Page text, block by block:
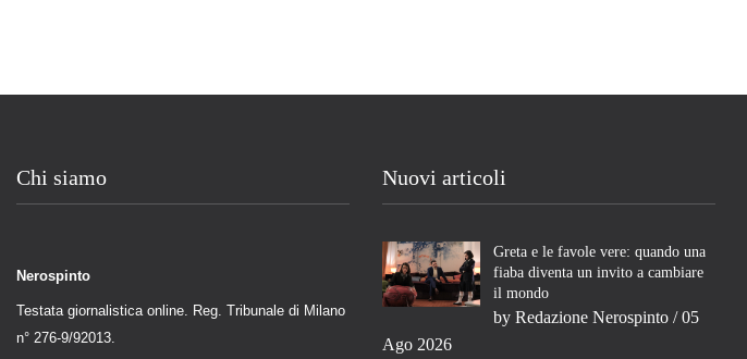
Chi siamo
Nerospinto
Testata giornalistica online. Reg. Tribunale di Milano
n° 276-9/92013.
Nuovi articoli
Greta e le favole vere: quando una
fiaba diventa un invito a cambiare
il mondo
by Redazione Nerospinto / 05
Ago 2026